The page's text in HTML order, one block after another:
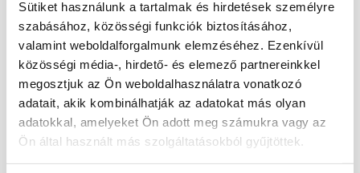
Sütiket használunk a tartalmak és hirdetések személyre
szabásához, közösségi funkciók biztosításához,
valamint weboldalforgalmunk elemzéséhez. Ezenkívül
közösségi média-, hirdető- és elemező partnereinkkel
megosztjuk az Ön weboldalhasználatra vonatkozó
adatait, akik kombinálhatják az adatokat más olyan
adatokkal, amelyeket Ön adott meg számukra vagy az
Ön által használt más szolgáltatásokból gyűjtöttek.
elegáns formája nemcsak dísztárgyként
mutat jól otthonodban vagy irodádban,
hanem pozitív energiáival is hozzájárul a
békés, szeretetteljes légkör
megteremtéséhez.
Arózsakvarc
a szívcsakra köve, amely
segíthet a szeretet, önelfogadás és érzelmi
gyógyulás erősítésében. Az almaforma az
élet és bőség jelképe, így ez a darab